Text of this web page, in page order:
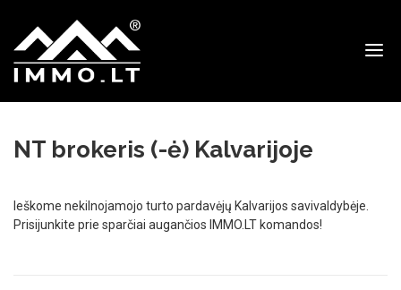
Immo
NT brokeris (-ė) Kalvarijoje
Ieškome nekilnojamojo turto pardavėjų Kalvarijos savivaldybėje.
Prisijunkite prie sparčiai augančios IMMO.LT komandos!